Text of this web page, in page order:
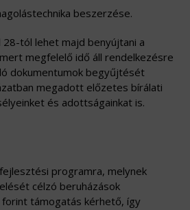
beszerzése.
tól lehet majd benyújtani a
megfelelő idő áll rendelkezésre
dokumentumok begyűjtését
megadott előzetes bírálati
és adottságainkat is.
programra, melynek
célzó beruházások
támogatás kérhető, így